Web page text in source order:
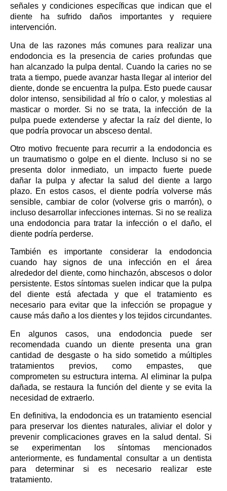
señales y condiciones específicas que indican que el
diente ha sufrido daños importantes y requiere
intervención.
Una de las razones más comunes para realizar una
endodoncia es la presencia de caries profundas que
han alcanzado la pulpa dental. Cuando la caries no se
trata a tiempo, puede avanzar hasta llegar al interior del
diente, donde se encuentra la pulpa. Esto puede causar
dolor intenso, sensibilidad al frío o calor, y molestias al
masticar o morder. Si no se trata, la infección de la
pulpa puede extenderse y afectar la raíz del diente, lo
que podría provocar un absceso dental.
Otro motivo frecuente para recurrir a la endodoncia es
un traumatismo o golpe en el diente. Incluso si no se
presenta dolor inmediato, un impacto fuerte puede
dañar la pulpa y afectar la salud del diente a largo
plazo. En estos casos, el diente podría volverse más
sensible, cambiar de color (volverse gris o marrón), o
incluso desarrollar infecciones internas. Si no se realiza
una endodoncia para tratar la infección o el daño, el
diente podría perderse.
También es importante considerar la endodoncia
cuando hay signos de una infección en el área
alrededor del diente, como hinchazón, abscesos o dolor
persistente. Estos síntomas suelen indicar que la pulpa
del diente está afectada y que el tratamiento es
necesario para evitar que la infección se propague y
cause más daño a los dientes y los tejidos circundantes.
En algunos casos, una endodoncia puede ser
recomendada cuando un diente presenta una gran
cantidad de desgaste o ha sido sometido a múltiples
tratamientos previos, como empastes, que
comprometen su estructura interna. Al eliminar la pulpa
dañada, se restaura la función del diente y se evita la
necesidad de extraerlo.
En definitiva, la endodoncia es un tratamiento esencial
para preservar los dientes naturales, aliviar el dolor y
prevenir complicaciones graves en la salud dental. Si
se experimentan los síntomas mencionados
anteriormente, es fundamental consultar a un dentista
para determinar si es necesario realizar este
tratamiento.